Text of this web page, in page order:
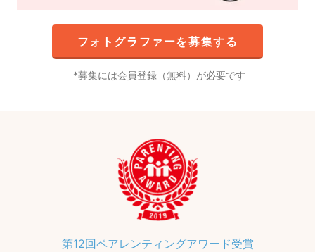
フォトグラファーを募集する
募集には会員登録（無料）が必要です
第12回ペアレンティングアワード受賞